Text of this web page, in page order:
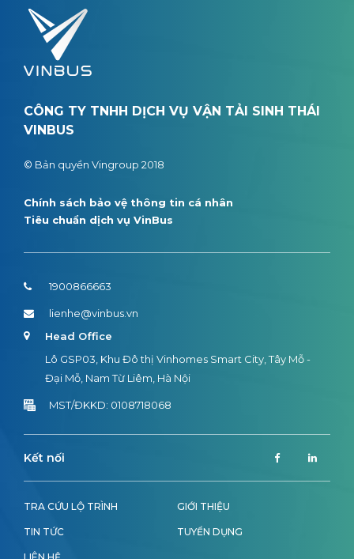
CÔNG TY TNHH DỊCH VỤ VẬN TẢI SINH THÁI
VINBUS
© Bản quyền Vingroup 2018
Chính sách bảo vệ thông tin cá nhân
Tiêu chuẩn dịch vụ VinBus
TRA CỨU LỘ TRÌNH GIỚI THIỆU
TIN TỨC TUYỂN DỤNG
1900866663
lienhe@vinbus.vn
Head Office
Lô GSP03, Khu Đô thị Vinhomes Smart City, Tây Mỗ -
Đại Mỗ, Nam Từ Liêm, Hà Nội
MST/ĐKKD: 0108718068
Kết nối